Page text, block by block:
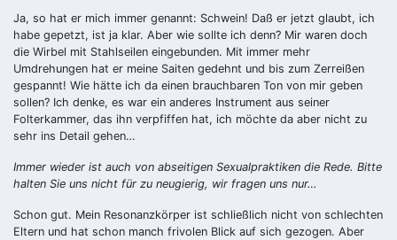
Ja, so hat er mich immer genannt: Schwein! Daß er jetzt glaubt, ich
habe gepetzt, ist ja klar. Aber wie sollte ich denn? Mir waren doch
die Wirbel mit Stahlseilen eingebunden. Mit immer mehr
Umdrehungen hat er meine Saiten gedehnt und bis zum Zerreißen
gespannt! Wie hätte ich da einen brauchbaren Ton von mir geben
sollen? Ich denke, es war ein anderes Instrument aus seiner
Folterkammer, das ihn verpfiffen hat, ich möchte da aber nicht zu
sehr ins Detail gehen…
Immer wieder ist auch von abseitigen Sexualpraktiken die Rede. Bitte
halten Sie uns nicht für zu neugierig, wir fragen uns nur…
Schon gut. Mein Resonanzkörper ist schließlich nicht von schlechten
Eltern und hat schon manch frivolen Blick auf sich gezogen. Aber